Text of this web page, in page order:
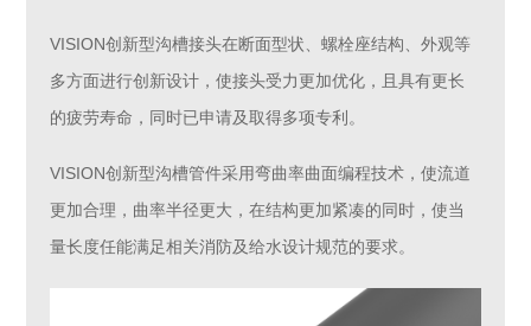
VISION创新型沟槽接头在断面型状、螺栓座结构、外观等
多方面进行创新设计，使接头受力更加优化，且具有更长
的疲劳寿命，同时已申请及取得多项专利。
VISION创新型沟槽管件采用弯曲率曲面编程技术，使流道
更加合理，曲率半径更大，在结构更加紧凑的同时，使当
量长度任能满足相关消防及给水设计规范的要求。